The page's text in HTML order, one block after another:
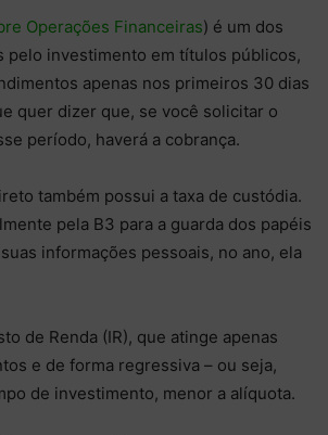
Operações Financeiras) é um dos
pelo investimento em títulos públicos,
apenas nos primeiros 30 dias
quer dizer que, se você solicitar o
período, haverá a cobrança.
também possui a taxa de custódia.
pela B3 para a guarda dos papéis
informações pessoais, no ano, ela
de Renda (IR), que atinge apenas
e de forma regressiva – ou seja,
de investimento, menor a alíquota.